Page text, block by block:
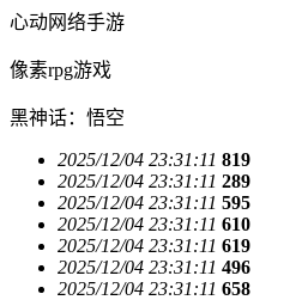
心动网络手游
像素rpg游戏
黑神话：悟空
2025/12/04 23:31:11 819
2025/12/04 23:31:11 289
2025/12/04 23:31:11 595
2025/12/04 23:31:11 610
2025/12/04 23:31:11 619
2025/12/04 23:31:11 496
2025/12/04 23:31:11 658